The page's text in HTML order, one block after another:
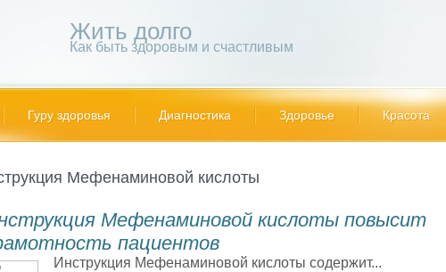
Жить долго
Как быть здоровым и счастливым
Гуру здоровья Диагностика Здоровье Красота
Мефенаминовой кислоты
Мефенаминовой кислоты повысит
пациентов
Инструкция Мефенаминовой кислоты содержит...